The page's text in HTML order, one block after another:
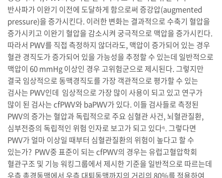
반사파가 이완기 이전에 도달하게 함으로써 증강압(augmented
pressure)을 증가시킨다. 이러한 변화는 결과적으로 수축기 혈압을
증가시키고 이완기 혈압을 감소시켜 궁극적으로 맥압을 증가시킨다.
따라서 PWV를 직접 측정하지 않더라도, 맥압이 증가되어 있는 경우
혈관 경직도가 증가되어 있을 가능성을 추정할 수 있는데 일반적으로
맥압이 60 mmHg 이상인 경우 고위험군으로 제시된다. 그렇지만
결국 임상적으로 동맥경직도를 가장 객관적으로 평가할 수 있는
검사는 PWV인데 임상적으로 가장 많이 사용이 되고 있고 연구가
많이 된 검사는 cfPWV와 baPWV가 있다. 이들 검사들로 측정된
PWV의 증가는 혈압과 독립적으로 주요 심혈관 사건, 뇌혈관질환,
심부전증의 독립적인 위험 인자로 보고가 되고 있다⁶. 그렇다면
PWV가 얼마 이상일 때부터 심혈관질환의 위험이 높다고 할 수
있는가? PWV중 표준이 되는 cfPWV의 경우는 유럽고혈압학회
혈관구조 및 기능 워킹그룹에서 제시한 기준을 일반적으로 따르는데
우측 총경동맥에서 우측 대퇴동맥까지의 거리의 80%를 적용하여